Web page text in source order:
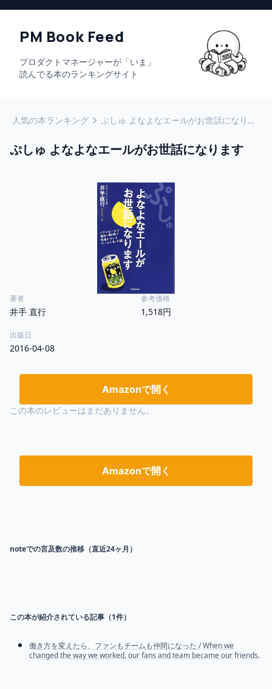
PM Book Feed
プロダクトマネージャーが「いま」
読んでる本のランキングサイト
人気の本ランキング ぷしゅ よなよなエールがお世話になります
ぷしゅ よなよなエールがお世話になります
著者
井手 直行
参考価格
1,518円
出版日
2016-04-08
Amazonで開く
この本のレビューはまだありません。
Amazonで開く
noteでの言及数の推移（直近24ヶ月）
この本が紹介されている記事（1件）
働き方を変えたら、ファンもチームも仲間になった / When we
changed the way we worked, our fans and team became our friends.